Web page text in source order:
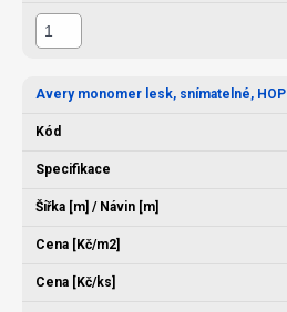
Avery monomer lesk, snímatelné, HOP